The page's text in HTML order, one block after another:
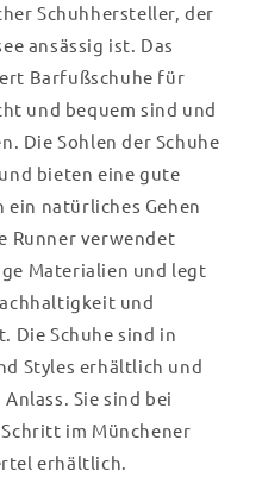
Schuhhersteller, der
ansässig ist. Das
Barfußschuhe für
und bequem sind und
Die Sohlen der Schuhe
bieten eine gute
natürliches Gehen
Runner verwendet
Materialien und legt
und
Die Schuhe sind in
Styles erhältlich und
Sie sind bei
im Münchener
erhältlich.